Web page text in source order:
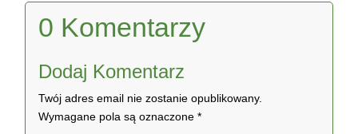
0 Komentarzy
Dodaj Komentarz
Twój adres email nie zostanie opublikowany.
Wymagane pola są oznaczone*